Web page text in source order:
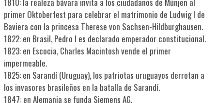
primer Oktoberfest para celebrar el matrimonio de Ludwig I de
Baviera con la princesa Therese von Sachsen-Hildburghausen.
1822: en Brasil, Pedro I es declarado emperador constitucional.
1823: en Escocia, Charles Macintosh vende el primer
impermeable.
1825: en Sarandí (Uruguay), los patriotas uruguayos derrotan a
los invasores brasileños en la batalla de Sarandí.
1847: en Alemania se funda Siemens AG.